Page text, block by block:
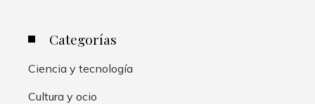
Categorías
Ciencia y tecnología
Cultura y ocio